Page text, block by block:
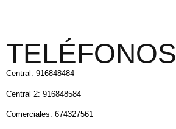
TELÉFONOS
Central: 916848484
Central 2: 916848584
Comerciales: 674327561